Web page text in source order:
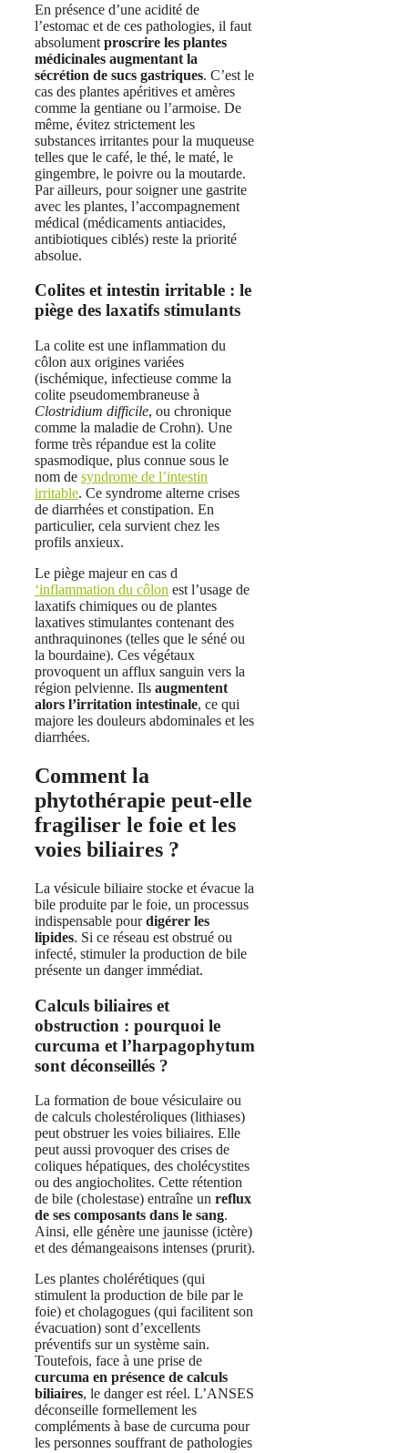
En présence d’une acidité de
l’estomac et de ces pathologies, il faut
absolument proscrire les plantes
médicinales augmentant la
sécrétion de sucs gastriques. C’est le
cas des plantes apéritives et amères
comme la gentiane ou l’armoise. De
même, évitez strictement les
substances irritantes pour la muqueuse
telles que le café, le thé, le maté, le
gingembre, le poivre ou la moutarde.
Par ailleurs, pour soigner une gastrite
avec les plantes, l’accompagnement
médical (médicaments antiacides,
antibiotiques ciblés) reste la priorité
absolue.
Colites et intestin irritable : le
piège des laxatifs stimulants
La colite est une inflammation du
côlon aux origines variées
(ischémique, infectieuse comme la
colite pseudomembraneuse à
Clostridium difficile, ou chronique
comme la maladie de Crohn). Une
forme très répandue est la colite
spasmodique, plus connue sous le
nom de syndrome de l’intestin
irritable. Ce syndrome alterne crises
de diarrhées et constipation. En
particulier, cela survient chez les
profils anxieux.
Le piège majeur en cas d
‘inflammation du côlon est l’usage de
laxatifs chimiques ou de plantes
laxatives stimulantes contenant des
anthraquinones (telles que le séné ou
la bourdaine). Ces végétaux
provoquent un afflux sanguin vers la
région pelvienne. Ils augmentent
alors l’irritation intestinale, ce qui
majore les douleurs abdominales et les
diarrhées.
Comment la
phytothérapie peut-elle
fragiliser le foie et les
voies biliaires ?
La vésicule biliaire stocke et évacue la
bile produite par le foie, un processus
indispensable pourdigérer les
lipides. Si ce réseau est obstrué ou
infecté, stimuler la production de bile
présente un danger immédiat.
Calculs biliaires et
obstruction : pourquoi le
curcuma et l’harpagophytum
sont déconseillés ?
La formation de boue vésiculaire ou
de calculs cholestéroliques (lithiases)
peut obstruer les voies biliaires. Elle
peut aussi provoquer des crises de
coliques hépatiques, des cholécystites
ou des angiocholites. Cette rétention
de bile (cholestase) entraîne un reflux
de ses composants dans le sang.
Ainsi, elle génère une jaunisse (ictère)
et des démangeaisons intenses (prurit).
Les plantes cholérétiques (qui
stimulent la production de bile par le
foie) et cholagogues (qui facilitent son
évacuation) sont d’excellents
préventifs sur un système sain.
Toutefois, face à une prise de
curcuma en présence de calculs
biliaires, le danger est réel. L’ANSES
déconseille formellement les
compléments à base de curcuma pour
les personnes souffrant de pathologies